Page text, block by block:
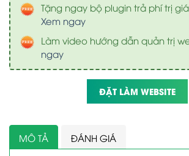
Tặng ngay bộ plugin trả phí trị giá
Xem ngay
Làm video hướng dẫn quản trị
ngay
ĐẶT LÀM WEBSITE
MÔ TẢ ĐÁNH GIÁ